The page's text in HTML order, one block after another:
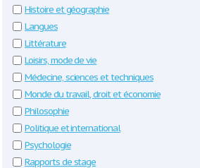
Histoire et géographie
Langues
Littérature
Loisirs, mode de vie
Médecine, sciences et techniques
Monde du travail, droit et économie
Philosophie
Politique et international
Psychologie
Rapports de stage